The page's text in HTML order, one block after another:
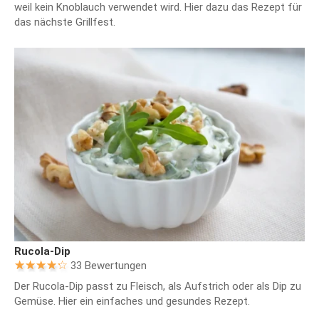
weil kein Knoblauch verwendet wird. Hier dazu das Rezept für
das nächste Grillfest.
Rucola-Dip
33 Bewertungen
Der Rucola-Dip passt zu Fleisch, als Aufstrich oder als Dip zu
Gemüse. Hier ein einfaches und gesundes Rezept.